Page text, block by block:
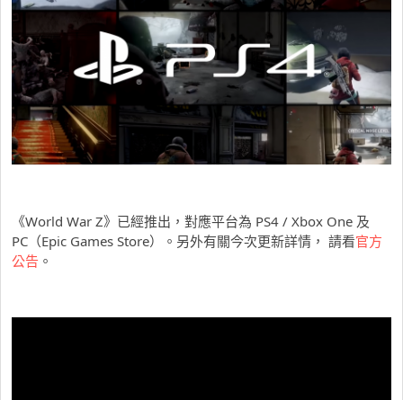
《World War Z》已經推出，對應平台為 PS4 / Xbox One 及
PC（Epic Games Store）。另外有關今次更新詳情， 請看官方
公告 。